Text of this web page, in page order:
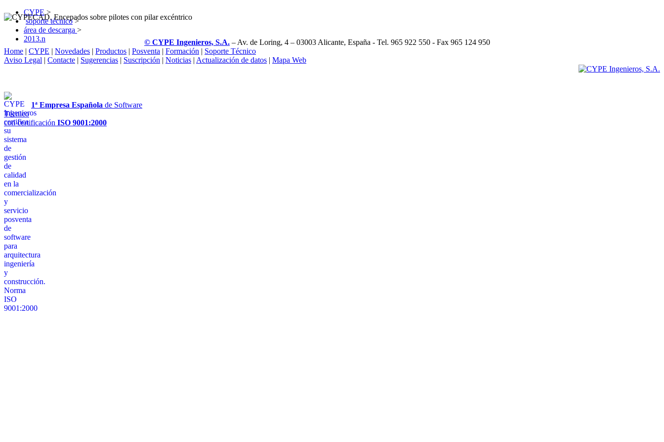
CYPE >
soporte técnico>
área de descarga >
2013.n
© CYPE Ingenieros, S.A. – Av. de Loring, 4 – 03003 Alicante, España - Tel. 965 922 550 - Fax 965 124 950
Home | CYPE | Novedades | Productos | Posventa | Formación | Soporte Técnico
Aviso Legal | Contacte | Sugerencias | Suscripción | Noticias | Actualización de datos | Mapa Web
1ª Empresa Española de Software
Técnico
con certificación ISO 9001:2000